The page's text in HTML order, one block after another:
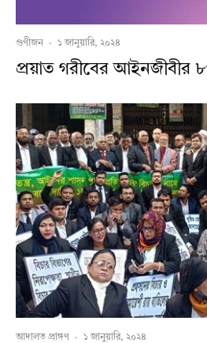
গুণীজন · ১ জানুয়ারি, ২০২৪
প্রয়াত গরীবের
আদালত প্রাঙ্গণ · ১ জানুয়ারি, ২০২৪